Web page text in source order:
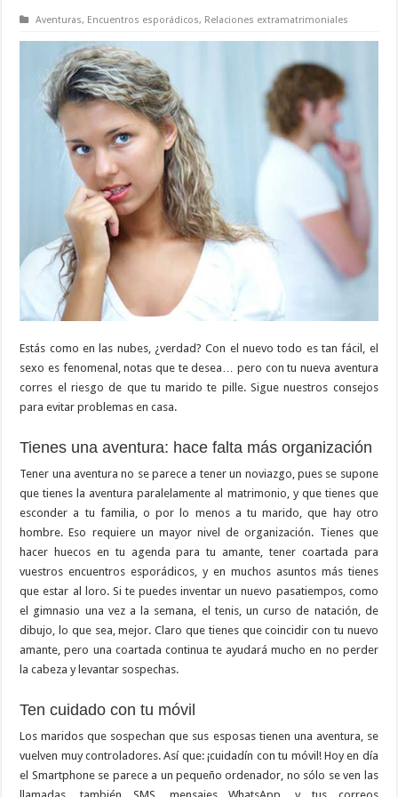
Aventuras, Encuentros esporádicos, Relaciones extramatrimoniales
Estás como en las nubes, ¿verdad? Con el nuevo todo es tan fácil, el
sexo es fenomenal, notas que te desea… pero con tu nueva aventura
corres el riesgo de que tu marido te pille. Sigue nuestros consejos
para evitar problemas en casa.
Tienes una aventura: hace falta más organización
Tener una aventura no se parece a tener un noviazgo, pues se supone
que tienes la aventura paralelamente al matrimonio, y que tienes que
esconder a tu familia, o por lo menos a tu marido, que hay otro
hombre. Eso requiere un mayor nivel de organización. Tienes que
hacer huecos en tu agenda para tu amante, tener coartada para
vuestros encuentros esporádicos, y en muchos asuntos más tienes
que estar al loro. Si te puedes inventar un nuevo pasatiempos, como
el gimnasio una vez a la semana, el tenis, un curso de natación, de
dibujo, lo que sea, mejor. Claro que tienes que coincidir con tu nuevo
amante, pero una coartada continua te ayudará mucho en no perder
la cabeza y levantar sospechas.
Ten cuidado con tu móvil
Los maridos que sospechan que sus esposas tienen una aventura, se
vuelven muy controladores. Así que: ¡cuidadín con tu móvil! Hoy en día
el Smartphone se parece a un pequeño ordenador, no sólo se ven las